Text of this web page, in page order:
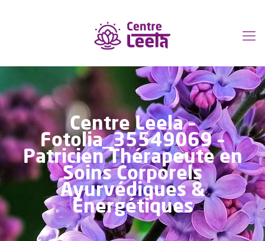
Centre Leela –
Fotolia_35549069 –
Patricien Thérapeute en
Soins Corporels
Ayurvédiques &
Énergétiques